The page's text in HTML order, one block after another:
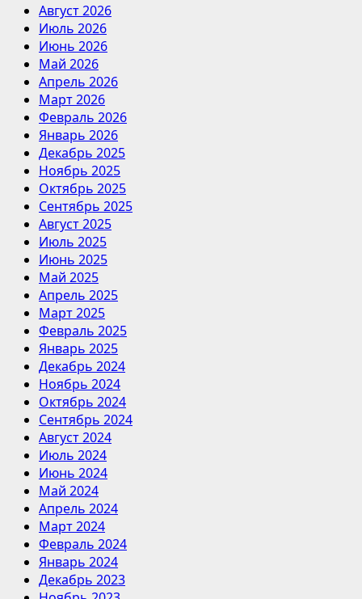
Август 2026
Июль 2026
Июнь 2026
Май 2026
Апрель 2026
Март 2026
Февраль 2026
Январь 2026
Декабрь 2025
Ноябрь 2025
Октябрь 2025
Сентябрь 2025
Август 2025
Июль 2025
Июнь 2025
Май 2025
Апрель 2025
Март 2025
Февраль 2025
Январь 2025
Декабрь 2024
Ноябрь 2024
Октябрь 2024
Сентябрь 2024
Август 2024
Июль 2024
Июнь 2024
Май 2024
Апрель 2024
Март 2024
Февраль 2024
Январь 2024
Декабрь 2023